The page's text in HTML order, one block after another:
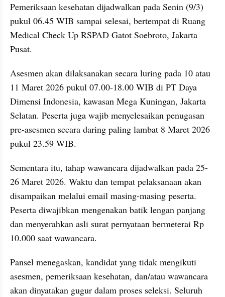
Pemeriksaan kesehatan dijadwalkan pada Senin (9/3)
pukul 06.45 WIB sampai selesai, bertempat di Ruang
Medical Check Up RSPAD Gatot Soebroto, Jakarta
Pusat.
Asesmen akan dilaksanakan secara luring pada 10 atau
11 Maret 2026 pukul 07.00-18.00 WIB di PT Daya
Dimensi Indonesia, kawasan Mega Kuningan, Jakarta
Selatan. Peserta juga wajib menyelesaikan penugasan
pre-asesmen secara daring paling lambat 8 Maret 2026
pukul 23.59 WIB.
Sementara itu, tahap wawancara dijadwalkan pada 25-
26 Maret 2026. Waktu dan tempat pelaksanaan akan
disampaikan melalui email masing-masing peserta.
Peserta diwajibkan mengenakan batik lengan panjang
dan menyerahkan asli surat pernyataan bermeterai Rp
10.000 saat wawancara.
Pansel menegaskan, kandidat yang tidak mengikuti
asesmen, pemeriksaan kesehatan, dan/atau wawancara
akan dinyatakan gugur dalam proses seleksi. Seluruh